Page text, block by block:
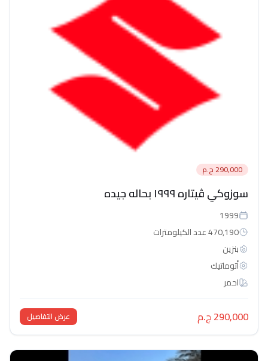
290,000 ج.م
سوزوكي ڤيتاره ١٩٩٩ بحاله جيده
1999
470,190 عدد الكيلومترات
بنزين
أتوماتيك‎
احمر
290,000 ج.م عرض التفاصيل